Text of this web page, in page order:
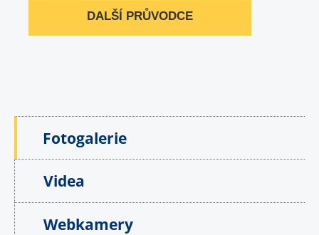
DALŠÍ PRŮVODCE
Fotogalerie
Videa
Webkamery